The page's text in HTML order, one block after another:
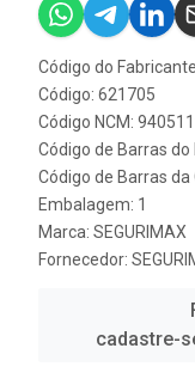
Código do
Código: 621705
Código NCM:
Código de Barras
Código de Barras
Embalagem: 1
Marca: SEGURIMAX
Fornecedor:
cadastre-